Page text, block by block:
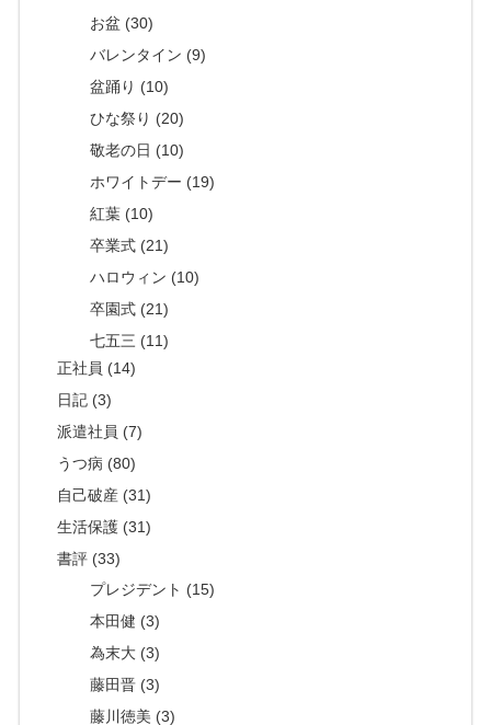
お盆 (30)
バレンタイン (9)
盆踊り (10)
ひな祭り (20)
敬老の日 (10)
ホワイトデー (19)
紅葉 (10)
卒業式 (21)
ハロウィン (10)
卒園式 (21)
七五三 (11)
正社員 (14)
日記 (3)
派遣社員 (7)
うつ病 (80)
自己破産 (31)
生活保護 (31)
書評 (33)
プレジデント (15)
本田健 (3)
為末大 (3)
藤田晋 (3)
藤川徳美 (3)